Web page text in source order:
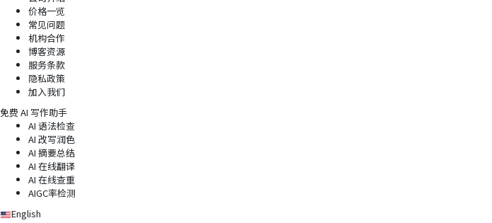
价格一览
常见问题
机构合作
博客资源
服务条款
隐私政策
加入我们
免费 AI 写作助手
AI 语法检查
AI 改写润色
AI 摘要总结
AI 在线翻译
AI 在线查重
AIGC率检测
English